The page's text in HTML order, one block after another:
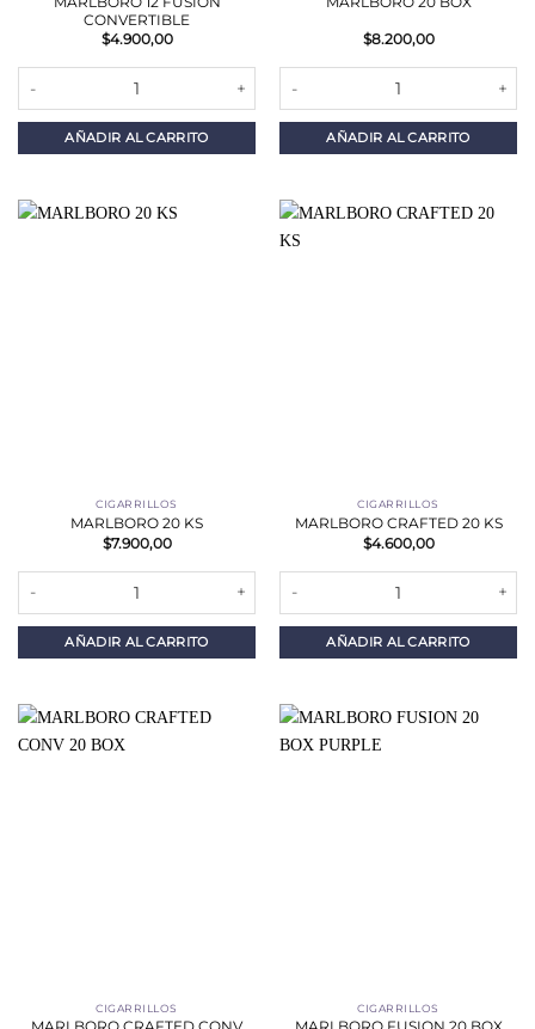
CONVERTIBLE
$4.900,00
AÑADIR AL CARRITO
$8.200,00
AÑADIR AL CARRITO
CIGARRILLOS
MARLBORO 20 KS
$7.900,00
AÑADIR AL CARRITO
CIGARRILLOS
MARLBORO CRAFTED 20 KS
$4.600,00
AÑADIR AL CARRITO
CIGARRILLOS CIGARRILLOS